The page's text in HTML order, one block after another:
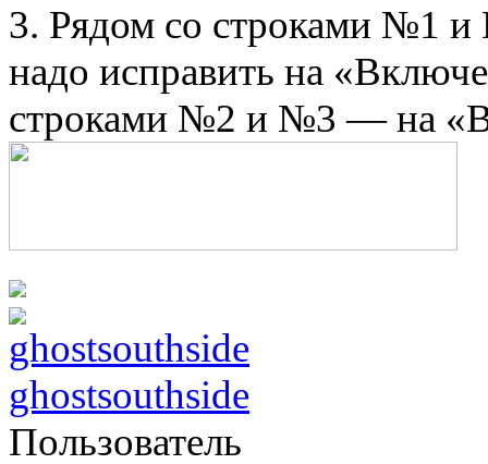
3. Рядом со строками №1 и
надо исправить на
строками №2 и №3 — на
ghostsouthside
Пользователь